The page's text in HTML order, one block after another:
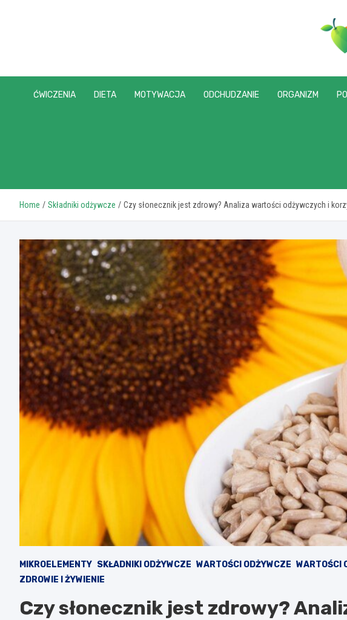
ĆWICZENIA DIETA MOTYWACJA ODCHUDZANIE ORGANIZM
Home Składniki odżywcze Czy słonecznik jest zdrowy? Analiza wartości odżywczych i
MIKROELEMENTY SKŁADNIKI ODŻYWCZE WARTOŚCI ODŻYWCZE WARTOŚCI
ZDROWIE I ŻYWIENIE
Czy słonecznik jest zdrowy?